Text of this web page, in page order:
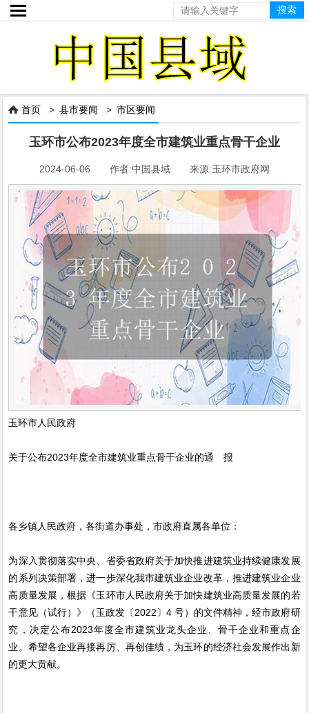

 首页 >县市要闻 >市区要闻
玉环市公布2023年度全市建筑业重点骨干企业
2024-06-06 作者:中国县域 来源:玉环市政府网
玉环市人民政府
关于公布2023年度全市建筑业重点骨干企业的通 报
各乡镇人民政府，各街道办事处，市政府直属各单位：
为深入贯彻落实中央、省委省政府关于加快推进建筑业持续健康发展
的系列决策部署，进一步深化我市建筑业企业改革，推进建筑业企业
高质量发展，根据《玉环市人民政府关于加快建筑业高质量发展的若
干意见（试行）》（玉政发〔2022〕4 号）的文件精神，经市政府研
究，决定公布2023年度全市建筑业龙头企业、骨干企业和重点企
业。希望各企业再接再厉、再创佳绩，为玉环的经济社会发展作出新
的更大贡献。